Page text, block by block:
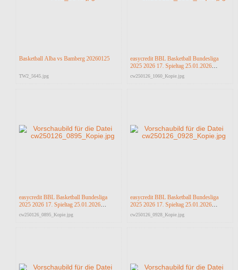
Basketball Alba vs Bamberg 20260125
TW2_5645.jpg
easycredit BBL Basketball Bundesliga
2025 2026 17. Spieltag 25.01.2026
Science City Jena vs RASTA Vechta
cw250126_1060_Kopie.jpg
easycredit BBL Basketball Bundesliga
2025 2026 17. Spieltag 25.01.2026
Science City Jena vs RASTA Vechta
cw250126_0895_Kopie.jpg
easycredit BBL Basketball Bundesliga
2025 2026 17. Spieltag 25.01.2026
Science City Jena vs RASTA Vechta
cw250126_0928_Kopie.jpg